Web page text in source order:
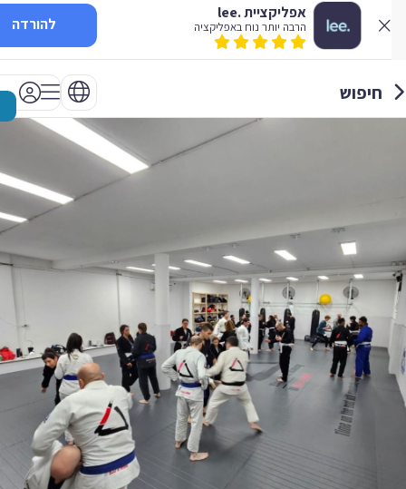
אפליקציית .lee
הרבה יותר נוח באפליקציה להורדה
חיפוש